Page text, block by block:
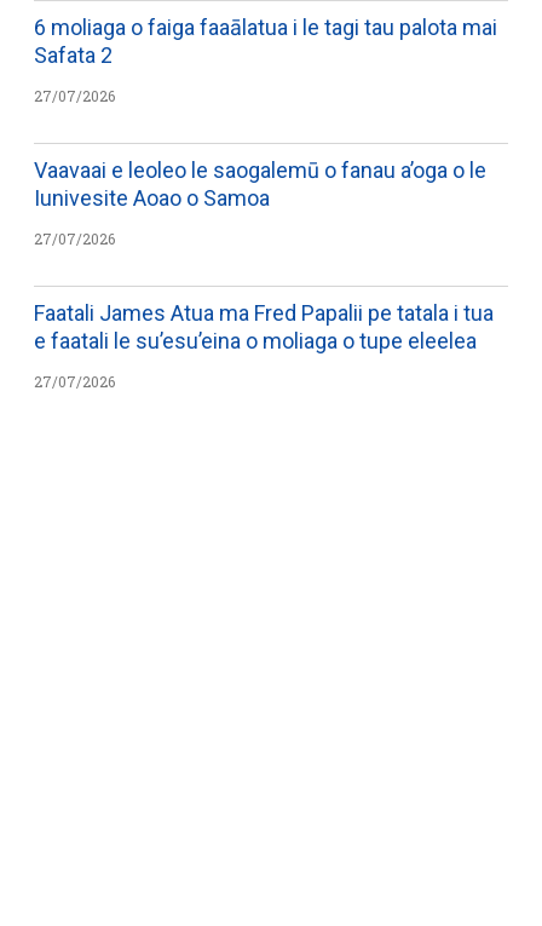
6 moliaga o faiga faaālatua i le tagi tau palota mai
Safata 2
27/07/2026
Vaavaai e leoleo le saogalemū o fanau a’oga o le
Iunivesite Aoao o Samoa
27/07/2026
Faatali James Atua ma Fred Papalii pe tatala i tua
e faatali le su’esu’eina o moliaga o tupe eleelea
27/07/2026